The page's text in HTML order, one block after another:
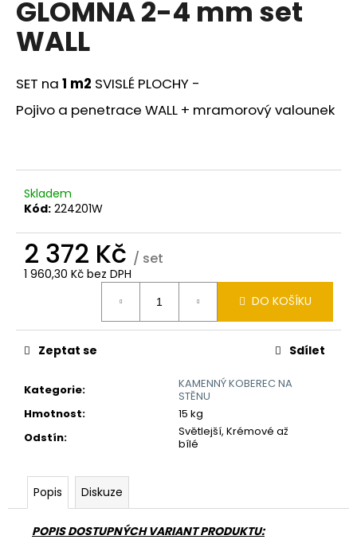
GLOMNA 2-4 mm set
WALL
SET na 1 m2 SVISLÉ PLOCHY -
Pojivo a penetrace WALL + mramorový valounek
Skladem
Kód: 224201W
2 372 Kč / set
1 960,30 Kč bez DPH
DO KOŠÍKU
Kategorie:
KAMENNÝ KOBEREC NA
STĚNU
Hmotnost:
15 kg
Odstín:
Světlejší, Krémové až
bílé
Zeptat se Sdílet
Popis Diskuze
POPIS DOSTUPNÝCH VARIANT PRODUKTU:
a
j
t
?
D
o
r
u
č
e
m
e
REVITALIZAČNÍ
NÁTĚR